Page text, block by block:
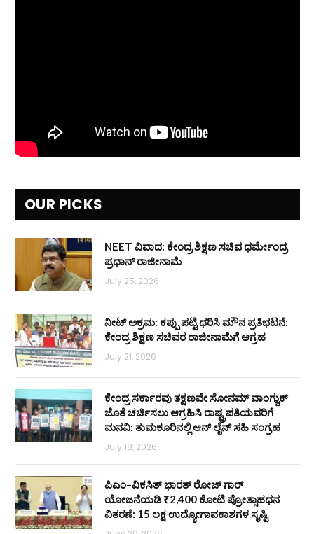
OUR PICKS
NEET ವಿವಾದ: ಕೇಂದ್ರ ಶಿಕ್ಷಣ ಸಚಿವ ಧರ್ಮೇಂದ್ರ
ಪ್ರಧಾನ್ ರಾಜೀನಾಮೆ
July 25, 2026
ನೀಟ್ ಅಕ್ರಮ: ಕಪ್ಪು ಪಟ್ಟಿ ಧರಿಸಿ ಮೌನ ಪ್ರತಿಭಟನೆ:
ಕೇಂದ್ರ ಶಿಕ್ಷಣ ಸಚಿವರ ರಾಜೀನಾಮೆಗೆ ಆಗ್ರಹ
July 21, 2026
ಕೇಂದ್ರ ಸರ್ಕಾರವು ತಕ್ಷಣವೇ ಸೋನಮ್ ವಾಂಗ್ಚುಕ್
ಜೊತೆ ಚರ್ಚಿಸಲು ಆಗ್ರಹಿಸಿ ರಾಷ್ಟ್ರಪತಿಯವರಿಗೆ
ಮನವಿ: ತುಮಕೂರಿನಲ್ಲಿ ಆನ್‌ ಲೈನ್ ಸಹಿ ಸಂಗ್ರಹ
July 18, 2026
ಪಿಎಂ–ವಿಕಸಿತ್ ಭಾರತ್ ರೋಜ್‌ ಗಾರ್
ಯೋಜನೆಯಡಿ ₹2,400 ಕೋಟಿ ಪ್ರೋತ್ಸಾಹಧನ
ವಿತರಣೆ: 15 ಲಕ್ಷ ಉದ್ಯೋಗಾವಕಾಶಗಳ ಸೃಷ್ಟಿ